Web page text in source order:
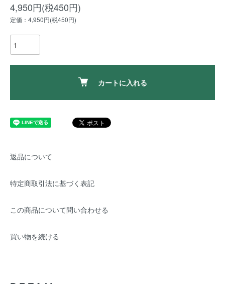
4,950円(税450円)
定価：4,950円(税450円)
カートに入れる
返品について
特定商取引法に基づく表記
この商品について問い合わせる
買い物を続ける